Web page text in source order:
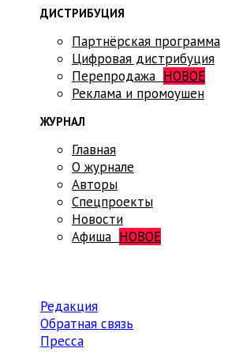
ДИСТРИБУЦИЯ
Партнёрская программа
Цифровая дистрибуция
Перепродажа НОВОЕ
Реклама и промоушен
ЖУРНАЛ
Главная
О журнале
Авторы
Спецпроекты
Новости
Афиша НОВОЕ
Редакция
Обратная связь
Пресса